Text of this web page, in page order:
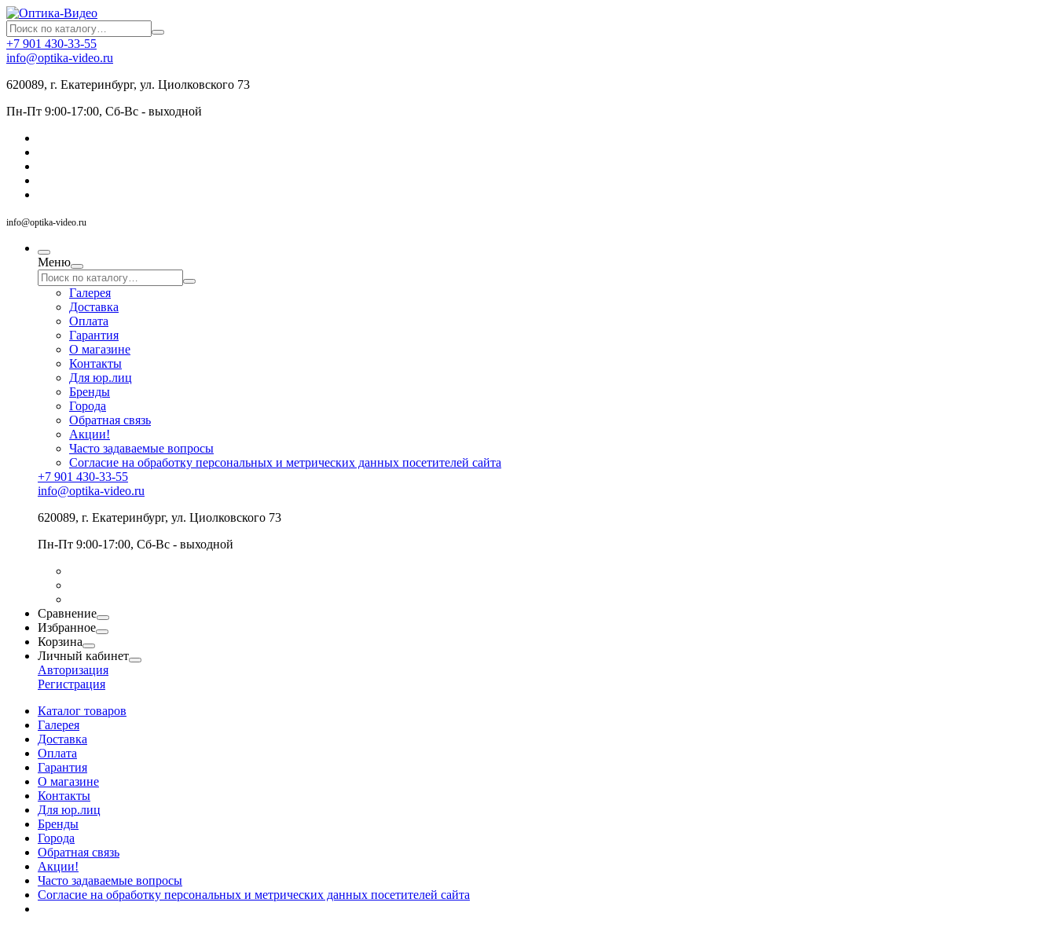
+7 901 430-33-55
info@optika-video.ru
620089, г. Екатеринбург, ул. Циолковского 73
Пн-Пт 9:00-17:00, Сб-Вс - выходной
info@optika-video.ru
Меню
Галерея
Доставка
Оплата
Гарантия
О магазине
Контакты
Для юр.лиц
Бренды
Города
Обратная связь
Акции!
Часто задаваемые вопросы
Согласие на обработку персональных и метрических данных посетителей сайта
+7 901 430-33-55
info@optika-video.ru
620089, г. Екатеринбург, ул. Циолковского 73
Пн-Пт 9:00-17:00, Сб-Вс - выходной
Сравнение
Избранное
Корзина
Личный кабинет
Авторизация
Регистрация
Каталог товаров
Галерея
Доставка
Оплата
Гарантия
О магазине
Контакты
Для юр.лиц
Бренды
Города
Обратная связь
Акции!
Часто задаваемые вопросы
Согласие на обработку персональных и метрических данных посетителей сайта